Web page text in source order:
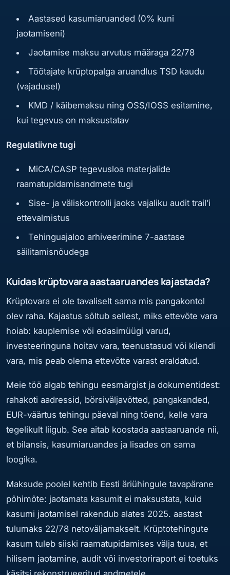
Aastased kasumiaruanded (0% kuni
jaotamiseni)
Jaotamise maksu arvutus määraga 22/78
Töötajate krüptopalga aruandlus TSD kaudu
(vajadusel)
KMD / käibemaksu ning OSS/IOSS esitamine,
kui tegevus on maksustatav
Regulatiivne tugi
MiCA/CASP tegevusloa materjalide
raamatupidamisandmete tugi
Sise- ja väliskontrolli jaoks vajaliku audit trail’i
ettevalmistus
Tehinguajaloo arhiveerimine 7-aastase
säilitamisnõudega
Kuidas krüptovara aastaaruandes kajastada?
Krüptovara ei ole tavaliselt sama mis pangakontol
olev raha. Kajastus sõltub sellest, miks ettevõte vara
hoiab: kauplemise või edasimüügi varud,
investeeringuna hoitav vara, teenustasud või kliendi
vara, mis peab olema ettevõtte varast eraldatud.
Meie töö algab tehingu eesmärgist ja dokumentidest:
rahakoti aadressid, börsiväljavõtted, pangakanded,
EUR-väärtus tehingu päeval ning tõend, kelle vara
tegelikult liigub. See aitab koostada aastaaruande nii,
et bilansis, kasumiaruandes ja lisades on sama
loogika.
Maksude poolel kehtib Eesti äriühingule tavapärane
põhimõte: jaotamata kasumit ei maksustata, kuid
kasumi jaotamisel rakendub alates 2025. aastast
tulumaks 22/78 netoväljamakselt. Krüptotehingute
kasum tuleb siiski raamatupidamises välja tuua, et
hilisem jaotamine, audit või investoriraport ei toetuks